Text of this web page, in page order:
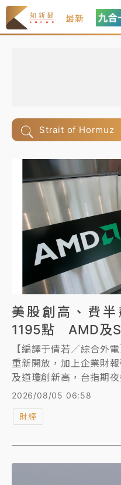
最新
Strait of Hormuz
美股創高、費
1195點 AMD及
【編譯于倩若／綜合外
重新開放，加上企業財
及道瓊創新高，台指期
44K。
2026/08/05 06:58
財經